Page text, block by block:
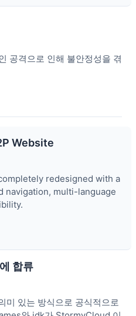
공격으로 인해 불안정성을 겪
Website
redesigned with a
navigation, multi-language
합류
있는 방식으로 공식적으로